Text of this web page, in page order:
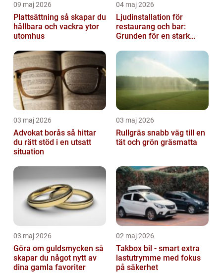
09 maj 2026
Plattsättning så skapar du
hållbara och vackra ytor
utomhus
04 maj 2026
Ljudinstallation för
restaurang och bar:
Grunden för en stark
03 maj 2026
Advokat borås så hittar
du rätt stöd i en utsatt
situation
03 maj 2026
Rullgräs snabb väg till en
tät och grön gräsmatta
03 maj 2026
Göra om guldsmycken så
skapar du något nytt av
dina gamla favoriter
02 maj 2026
Takbox bil - smart extra
lastutrymme med fokus
på säkerhet